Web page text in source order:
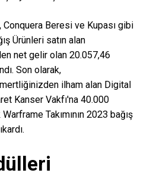
Beresi ve Kupası gibi
Ürünleri satın alan
net gelir olan 20.057,46
Son olarak,
ilham alan Digital
Kanser Vakfı'na 40.000
Takımının 2023 bağış